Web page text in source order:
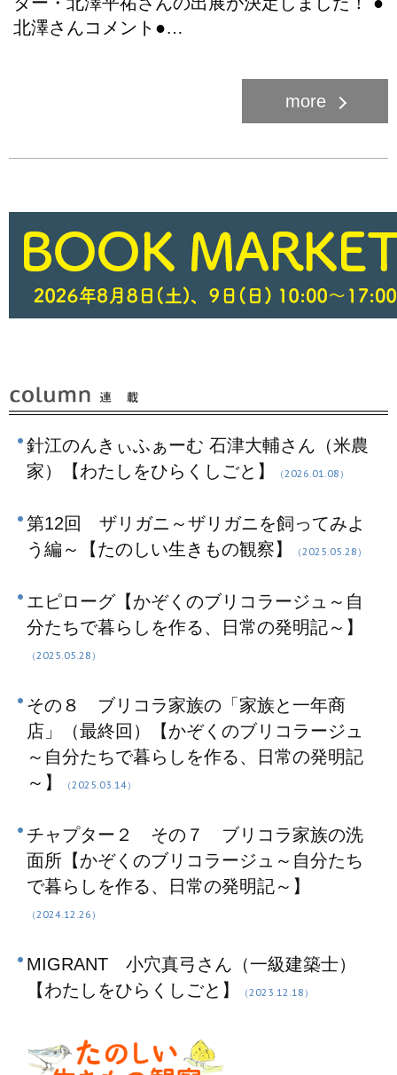
北澤さんコメント●…
針江のんきぃふぁーむ 石津大輔さん（米農
家）【わたしをひらくしごと】
（2026.01.08）
第12回 ザリガニ～ザリガニを飼ってみよ
う編～【たのしい生きもの観察】
（2025.05.28）
エピローグ【かぞくのブリコラージュ～自
分たちで暮らしを作る、日常の発明記～】
（2025.05.28）
その８ ブリコラ家族の「家族と一年商
店」（最終回）【かぞくのブリコラージュ
～自分たちで暮らしを作る、日常の発明記
～】
（2025.03.14）
チャプター２ その７ ブリコラ家族の洗
面所【かぞくのブリコラージュ～自分たち
で暮らしを作る、日常の発明記～】
（2024.12.26）
MIGRANT 小穴真弓さん（一級建築士）
【わたしをひらくしごと】
（2023.12.18）